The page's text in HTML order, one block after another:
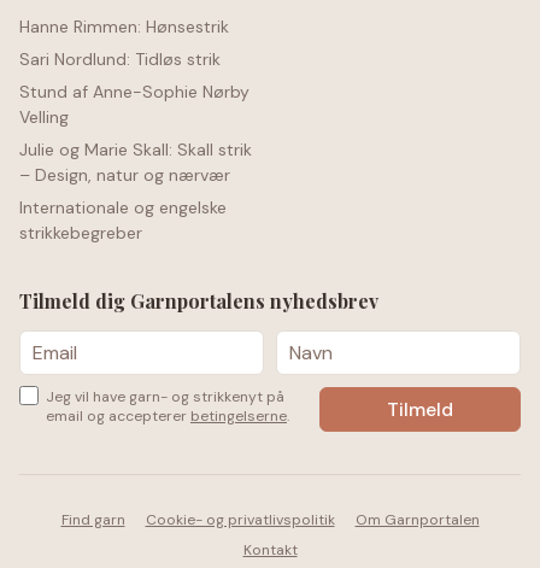
Hanne Rimmen: Hønsestrik
Sari Nordlund: Tidløs strik
Stund af Anne-Sophie Nørby
Velling
Julie og Marie Skall: Skall strik
– Design, natur og nærvær
Internationale og engelske
strikkebegreber
Tilmeld dig Garnportalens nyhedsbrev
Jeg vil have garn- og strikkenyt på
email og accepterer betingelserne.
Find garn Cookie- og privatlivspolitik
Om Garnportalen
Kontakt